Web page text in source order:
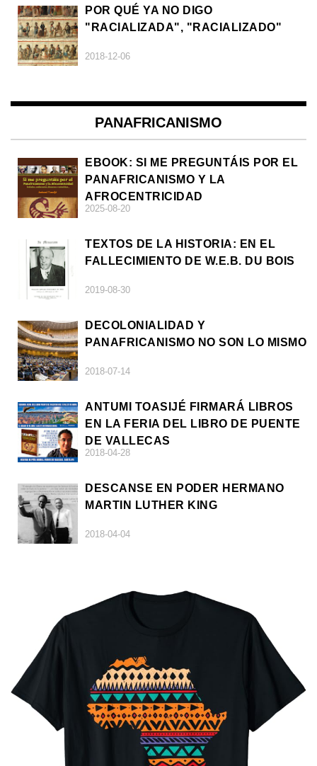
POR QUÉ YA NO DIGO
"RACIALIZADA", "RACIALIZADO"
2018-12-06
PANAFRICANISMO
EBOOK: SI ME PREGUNTÁIS POR EL
PANAFRICANISMO Y LA
AFROCENTRICIDAD
2025-08-20
TEXTOS DE LA HISTORIA: EN EL
FALLECIMIENTO DE W.E.B. DU BOIS
2019-08-30
DECOLONIALIDAD Y
PANAFRICANISMO NO SON LO MISMO
2018-07-14
ANTUMI TOASIJÉ FIRMARÁ LIBROS
EN LA FERIA DEL LIBRO DE PUENTE
DE VALLECAS
2018-04-28
DESCANSE EN PODER HERMANO
MARTIN LUTHER KING
2018-04-04